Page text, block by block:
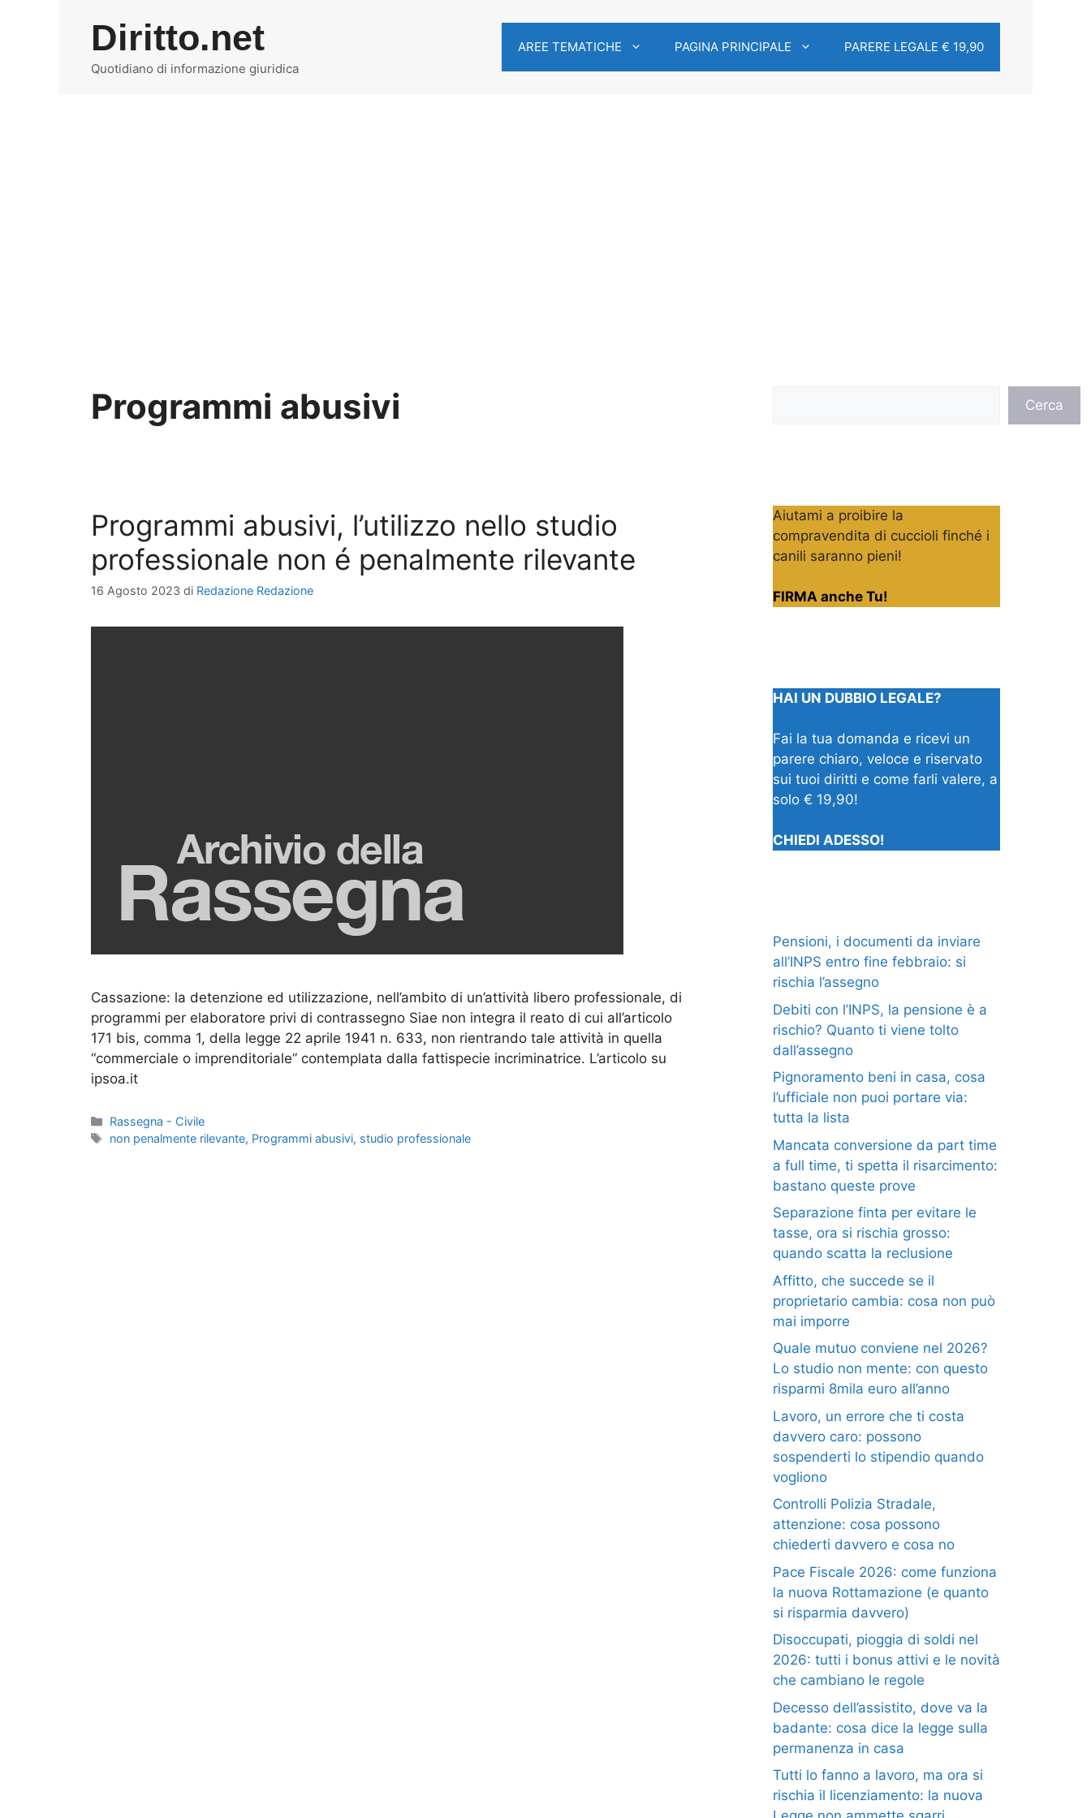
Diritto.net
Quotidiano di informazione giuridica
AREE TEMATICHE PAGINA PRINCIPALE PARERE LEGALE € 19,90
Programmi abusivi
Programmi abusivi, l’utilizzo nello studio
professionale non é penalmente rilevante
16 Agosto 2023 di Redazione Redazione
Cassazione: la detenzione ed utilizzazione, nell’ambito di un’attività libero professionale, di
programmi per elaboratore privi di contrassegno Siae non integra il reato di cui all’articolo
171 bis, comma 1, della legge 22 aprile 1941 n. 633, non rientrando tale attività in quella
“commerciale o imprenditoriale” contemplata dalla fattispecie incriminatrice. L’articolo su
ipsoa.it
Categorie
Rassegna - Civile
Tag
non penalmente rilevante, Programmi abusivi, studio professionale
Cerca
Aiutami a proibire la
compravendita di cuccioli finché i
canili saranno pieni!
FIRMA anche Tu!
HAI UN DUBBIO LEGALE?
Fai la tua domanda e ricevi un
parere chiaro, veloce e riservato
sui tuoi diritti e come farli valere, a
solo € 19,90!
CHIEDI ADESSO!
Pensioni, i documenti da inviare
all’INPS entro fine febbraio: si
rischia l’assegno
Debiti con l’INPS, la pensione è a
rischio? Quanto ti viene tolto
dall’assegno
Pignoramento beni in casa, cosa
l’ufficiale non puoi portare via:
tutta la lista
Mancata conversione da part time
a full time, ti spetta il risarcimento:
bastano queste prove
Separazione finta per evitare le
tasse, ora si rischia grosso:
quando scatta la reclusione
Affitto, che succede se il
proprietario cambia: cosa non può
mai imporre
Quale mutuo conviene nel 2026?
Lo studio non mente: con questo
risparmi 8mila euro all’anno
Lavoro, un errore che ti costa
davvero caro: possono
sospenderti lo stipendio quando
vogliono
Controlli Polizia Stradale,
attenzione: cosa possono
chiederti davvero e cosa no
Pace Fiscale 2026: come funziona
la nuova Rottamazione (e quanto
si risparmia davvero)
Disoccupati, pioggia di soldi nel
2026: tutti i bonus attivi e le novità
che cambiano le regole
Decesso dell’assistito, dove va la
badante: cosa dice la legge sulla
permanenza in casa
Tutti lo fanno a lavoro, ma ora si
rischia il licenziamento: la nuova